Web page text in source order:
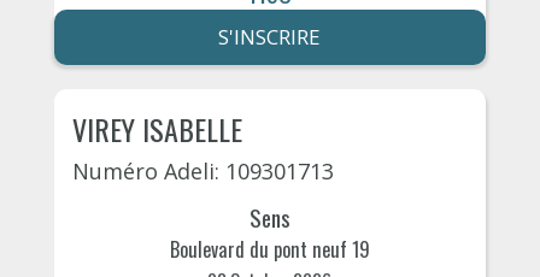
S'INSCRIRE
VIREY ISABELLE
Numéro Adeli: 109301713
Sens
Boulevard du pont neuf 19